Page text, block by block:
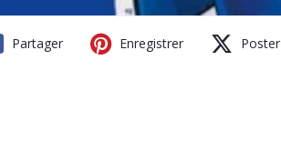
Partager Enregistrer Poster